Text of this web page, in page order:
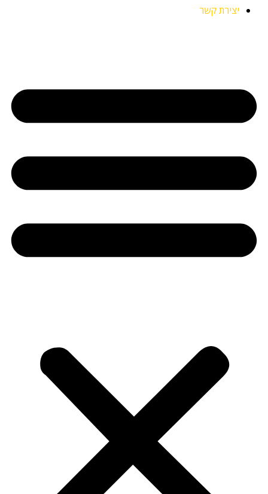
יצירת קשר